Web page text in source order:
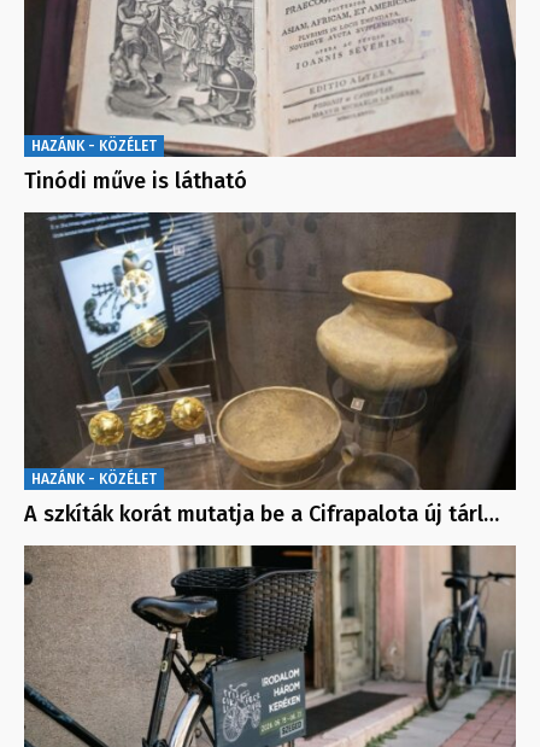
HAZÁNK - KÖZÉLET
Tinódi műve is látható
HAZÁNK - KÖZÉLET
A szkíták korát mutatja be a Cifrapalota új tárl…